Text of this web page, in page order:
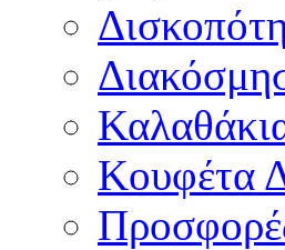
Κουφέτα